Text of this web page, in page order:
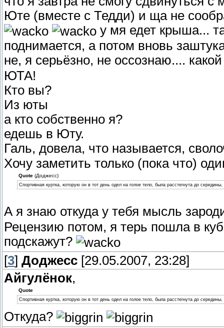
Юте (вместе с Тедди) и ща не
у мя едет крыша...
поднимается, а потом вновь
не, я серьёзно, не оссознаю....
ЮТА!
Кто вы?
Из юты
а кто собственно я?
едешь в Юту.
Галь, довела, что называется,
Хочу заметить только (пока что)
Quote(Доджесс)
Спортивная куртка, которую он в тот день одел на голое тело, была расстегнута до
А я знаю откуда у тебя мысль
Рецензию потом, я терь пошла в
подскажут?
[3] Доджесс [29.05.2007, 23:28]
Айгулёнок,
Quote
Спортивная куртка, которую он в тот день одел на голое тело, была расстегнута до
Откуда?